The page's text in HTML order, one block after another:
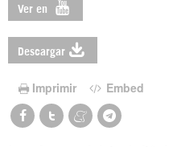
Ver en
Descargar
Imprimir Embed